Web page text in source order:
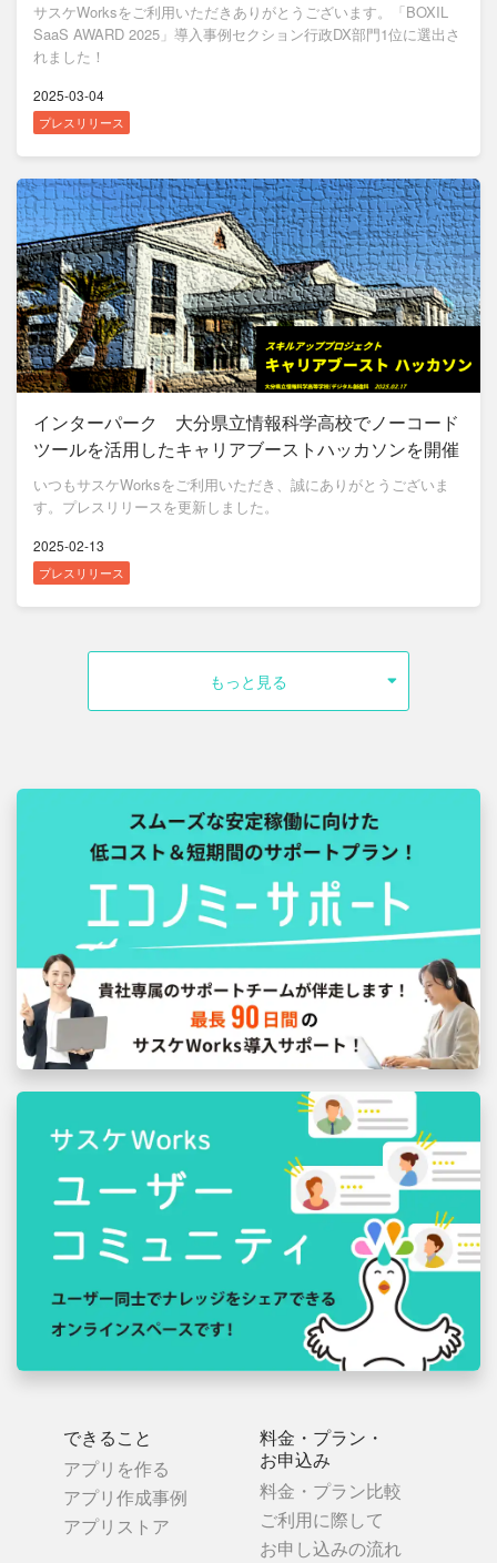
サスケWorksをご利用いただきありがとうございます。「BOXIL
SaaS AWARD 2025」導入事例セクション行政DX部門1位に選出さ
れました！
2025-03-04
プレスリリース
インターパーク 大分県立情報科学高校でノーコード
ツールを活用したキャリアブーストハッカソンを開催
いつもサスケWorksをご利用いただき、誠にありがとうございま
す。プレスリリースを更新しました。
2025-02-13
プレスリリース
もっと見る
できること
アプリを作る
アプリ作成事例
アプリストア
料金・プラン・
お申込み
料金・プラン比較
ご利用に際して
お申し込みの流れ